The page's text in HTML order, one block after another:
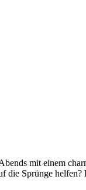
mit einem
die Sprünge